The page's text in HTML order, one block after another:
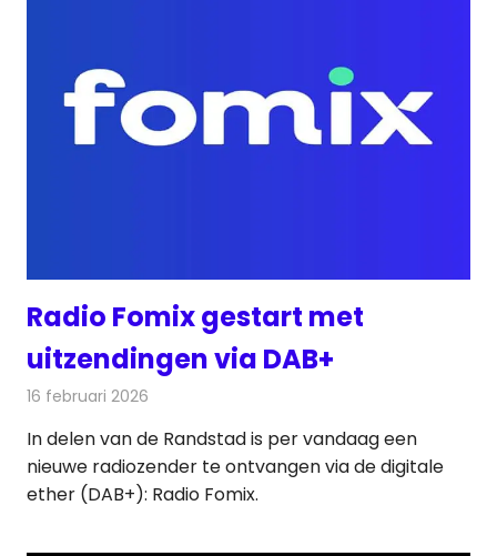
Radio Fomix gestart met
uitzendingen via DAB+
16 februari 2026
In delen van de Randstad is per vandaag een
nieuwe radiozender te ontvangen via de digitale
ether (DAB+): Radio Fomix.